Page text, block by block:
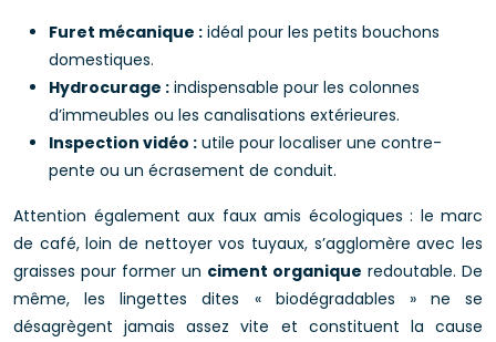
Furet mécanique : idéal pour les petits bouchons
domestiques.
Hydrocurage : indispensable pour les colonnes
d’immeubles ou les canalisations extérieures.
Inspection vidéo : utile pour localiser une contre-
pente ou un écrasement de conduit.
Attention également aux faux amis écologiques : le marc
de café, loin de nettoyer vos tuyaux, s’agglomère avec les
graisses pour former un ciment organique redoutable. De
même, les lingettes dites « biodégradables » ne se
désagrègent jamais assez vite et constituent la cause